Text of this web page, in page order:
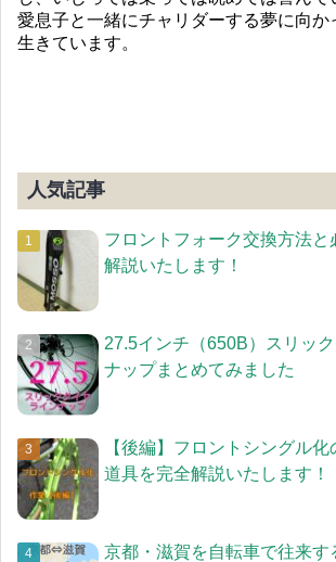
愛息子と一緒にチャリダーする夢に向か
生きています。
人気記事
フロントフォーク交換方法と
解説いたします！
27.5インチ（650B）スリッ
ナップまとめてみました
【後編】フロントシングル
道具を完全解説いたします！
京都・滋賀を自転車で往来す